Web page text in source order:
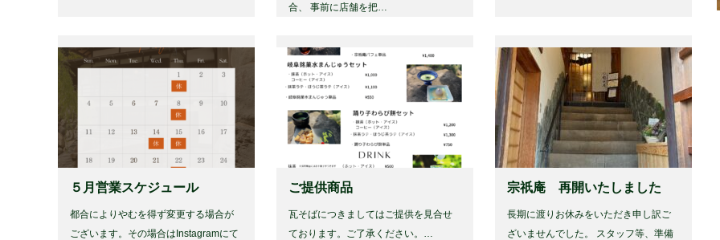
合、 事前に店舗を把…
５月営業スケジュール
都合によりやむを得ず変更する場合が
ございます。その場合はInstagramにて
ご提供商品
瓦そばにつきましてはご提供を見合せ
ております。ご了承ください。…
宗祇庵 再開いたしました
長期に渡りお休みをいただき申し訳ご
ざいませんでした。 スタッフ等、準備